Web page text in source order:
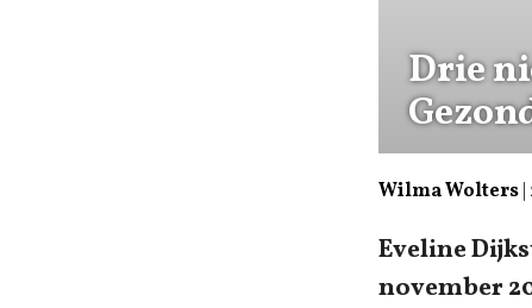
Drie
Wilma Wolters|
Eveline
november